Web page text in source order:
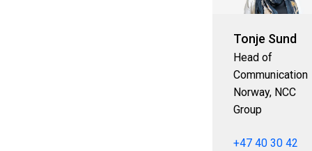
Tonje Sund
Head of
Communication
Norway, NCC
Group
+47 40 30 42